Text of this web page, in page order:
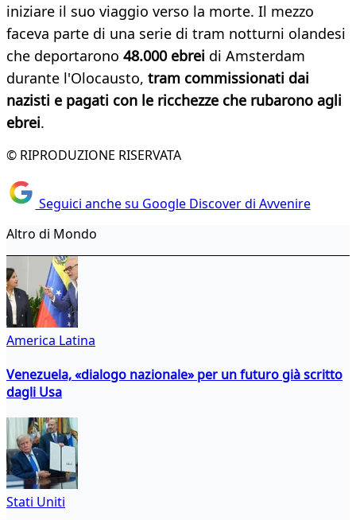
iniziare il suo viaggio verso la morte. Il mezzo
faceva parte di una serie di tram notturni olandesi
che deportarono 48.000 ebrei di Amsterdam
durante l'Olocausto, tram commissionati dai
nazisti e pagati con le ricchezze che rubarono agli
ebrei.
© RIPRODUZIONE RISERVATA
Seguici anche su Google Discover di Avvenire
Altro di Mondo
America Latina
Venezuela, «dialogo nazionale» per un futuro già scritto
dagli Usa
Stati Uniti